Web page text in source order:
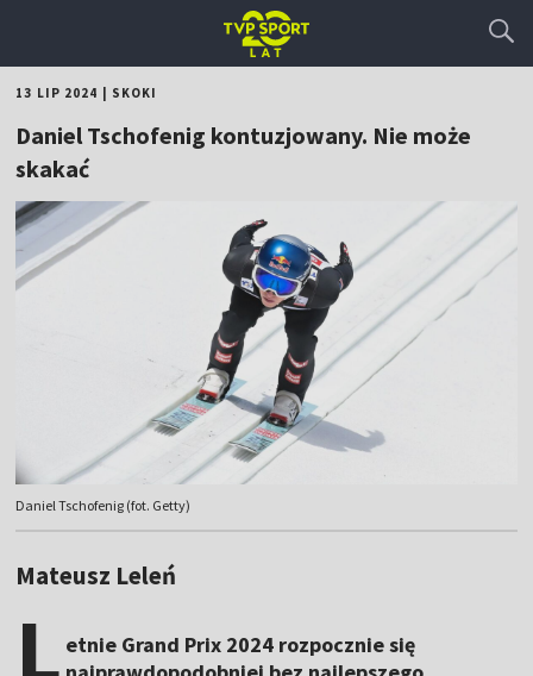
13 LIP 2024 SKOKI
Daniel Tschofenig kontuzjowany. Nie może
skakać
Daniel Tschofenig (fot. Getty)
Mateusz Leleń
L etnie Grand Prix 2024 rozpocznie się